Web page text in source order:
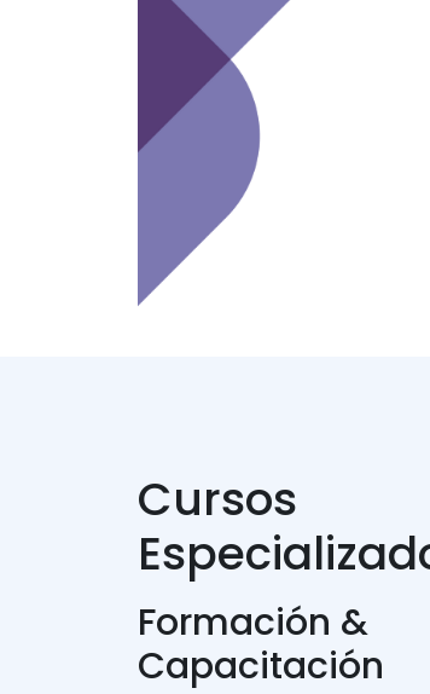
Cursos
Formación &
Capacitación